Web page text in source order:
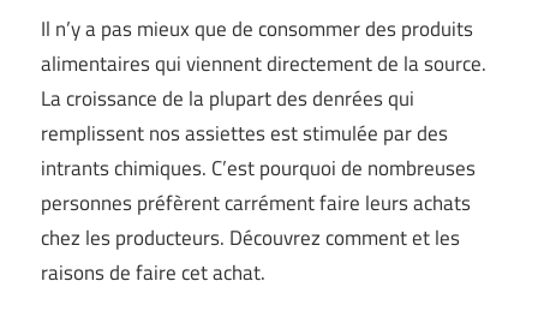
Il n’y a pas mieux que de consommer des produits
alimentaires qui viennent directement de la source.
La croissance de la plupart des denrées qui
remplissent nos assiettes est stimulée par des
intrants chimiques. C’est pourquoi de nombreuses
personnes préfèrent carrément faire leurs achats
chez les producteurs. Découvrez comment et les
raisons de faire cet achat.